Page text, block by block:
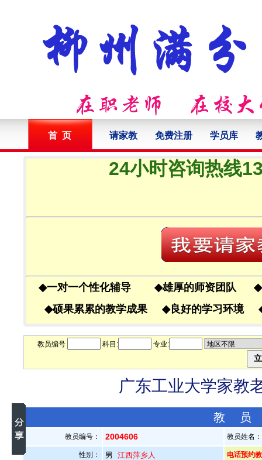
首 页 请家教 免费注册 学员库
24小时咨询热线
◆一对一个性化辅导 ◆雄厚的师资团队 ◆
◆硕果累累的教学成果 ◆良好的学习环境
教员编号 科目: 专业:
广东工业大学家教
教
教员编号： 2004606 教员姓名
性别： 男江西萍乡人 电话预约